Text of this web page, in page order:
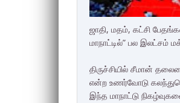
ஜாதி, மதம், கட்சி
மாநாட்டில்” பல
திருச்சியில் சீமான்
என்ற உணர்வோடு
இந்த மாநாட்டு